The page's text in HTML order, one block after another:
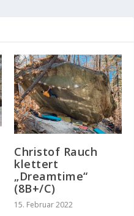
Christof Rauch
klettert
„Dreamtime“
(8B+/C)
15. Februar 2022